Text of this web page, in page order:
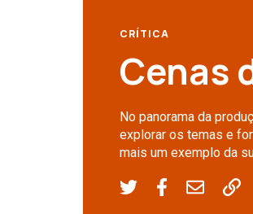
CRÍTICA
Cenas
No panorama da
explorar os temas e
mais um exemplo da